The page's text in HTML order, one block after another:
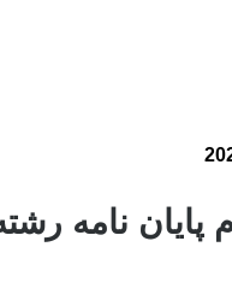
پایان نامه